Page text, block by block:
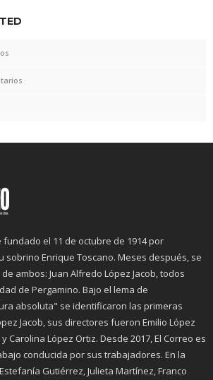
fundado el 11 de octubre de 1914 por
sobrino Enrique Toscano. Meses después, se
ambos: Juan Alfredo López Jacob, todos
de Pergamino. Bajo el lema de
absoluta" se identificaron las primeras
Jacob, sus directores fueron Emilio López
Carolina López Ortiz. Desde 2017, El Correo es
conducida por sus trabajadores. En la
Gutiérrez, Julieta Martínez, Franco